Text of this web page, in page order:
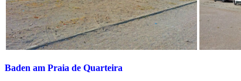
Baden am Praia de Quarteira